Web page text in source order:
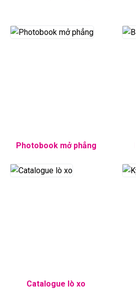
Photobook mở phẳng
Catalogue lò xo